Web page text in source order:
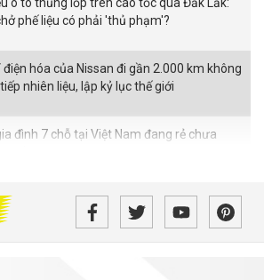
phế liệu có phải 'thủ phạm'?
điện hóa của Nissan đi gần 2.000 km không
nhiên liệu, lập kỷ lục thế giới
đình 7 chỗ tại Việt Nam đang rẻ chưa
điện VinFast VF Wild bản tiền thương
ngờ xuất hiện với loạt thay đổi đáng chú